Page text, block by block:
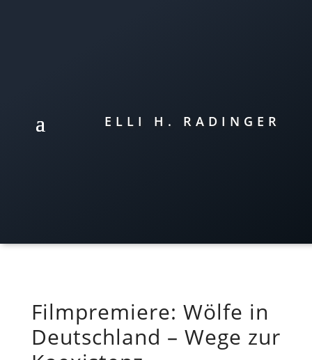
ELLI H. RADINGER
Filmpremiere: Wölfe in
Deutschland – Wege zur